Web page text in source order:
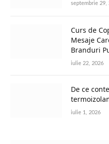
septembrie 29,
Curs de
Mesaje
Branduri
iulie 22, 2026
De ce
iulie 1, 2026